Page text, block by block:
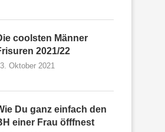
coolsten Männer
2021/22
Oktober 2021
Du ganz einfach den
einer Frau öfffnest